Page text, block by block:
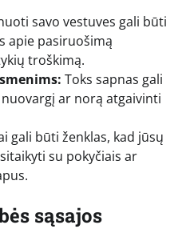
savo vestuves gali būti
apie pasiruošimą
troškimą.
Toks sapnas gali
ar norą atgaivinti
gali būti ženklas, kad jūsų
su pokyčiais ar
sąsajos